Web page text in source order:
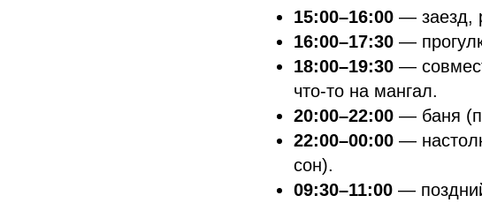
15:00–16:00 — заезд,
16:00–17:30 —
18:00–19:30 —
что-то на мангал.
20:00–22:00 — баня
22:00–00:00 —
сон).
09:30–11:00 —